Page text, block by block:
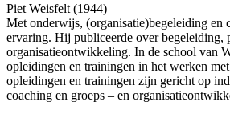
Piet Weisfelt (1944)
Met onderwijs, (organisatie)begeleiding en
ervaring. Hij publiceerde over begeleiding,
organisatieontwikkeling. In de school van
opleidingen en trainingen in het werken
opleidingen en trainingen zijn gericht op
coaching en groeps – en